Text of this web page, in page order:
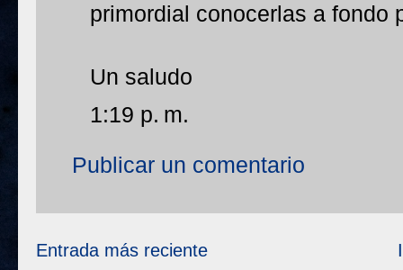
primordial conocerlas a fondo
Un saludo
1:19 p. m.
Publicar un comentario
Entrada más reciente